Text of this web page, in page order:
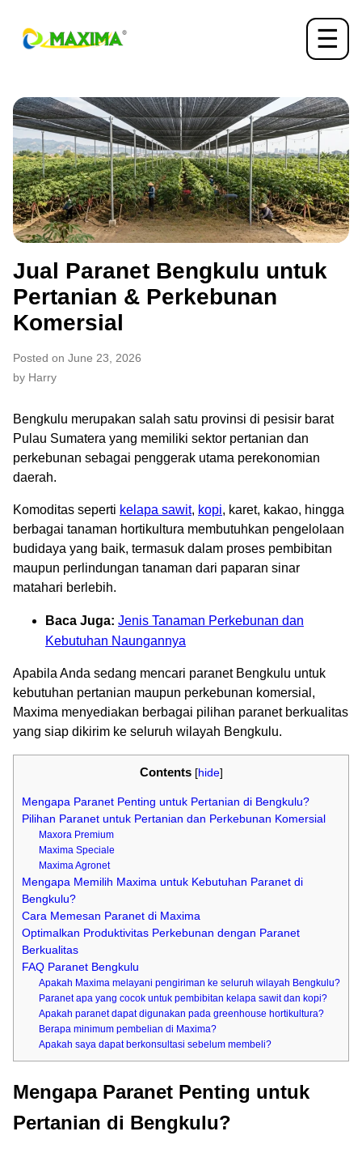
☰
Jual Paranet Bengkulu untuk
Pertanian & Perkebunan
Komersial
Posted on June 23, 2026
by Harry
Bengkulu merupakan salah satu provinsi di pesisir barat
Pulau Sumatera yang memiliki sektor pertanian dan
perkebunan sebagai penggerak utama perekonomian
daerah.
Komoditas seperti kelapa sawit, kopi, karet, kakao, hingga
berbagai tanaman hortikultura membutuhkan pengelolaan
budidaya yang baik, termasuk dalam proses pembibitan
maupun perlindungan tanaman dari paparan sinar
matahari berlebih.
Baca Juga: Jenis Tanaman Perkebunan dan
Kebutuhan Naungannya
Apabila Anda sedang mencari paranet Bengkulu untuk
kebutuhan pertanian maupun perkebunan komersial,
Maxima menyediakan berbagai pilihan paranet berkualitas
yang siap dikirim ke seluruh wilayah Bengkulu.
Contents [hide]
Mengapa Paranet Penting untuk Pertanian di Bengkulu?
Pilihan Paranet untuk Pertanian dan Perkebunan Komersial
Maxora Premium
Maxima Speciale
Maxima Agronet
Mengapa Memilih Maxima untuk Kebutuhan Paranet di
Bengkulu?
Cara Memesan Paranet di Maxima
Optimalkan Produktivitas Perkebunan dengan Paranet
Berkualitas
FAQ Paranet Bengkulu
Apakah Maxima melayani pengiriman ke seluruh wilayah Bengkulu?
Paranet apa yang cocok untuk pembibitan kelapa sawit dan kopi?
Apakah paranet dapat digunakan pada greenhouse hortikultura?
Berapa minimum pembelian di Maxima?
Apakah saya dapat berkonsultasi sebelum membeli?
Mengapa Paranet Penting untuk
Pertanian di Bengkulu?